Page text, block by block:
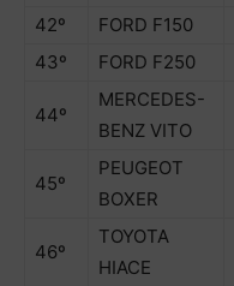
42º FORD F150
43º
FORD F250
44º
MERCEDES-
BENZ VITO
45º
PEUGEOT
BOXER
46º
TOYOTA
HIACE